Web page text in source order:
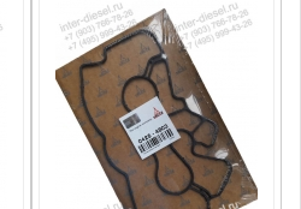
797 руб.
Прокладка Клапанной
Крышки 04179846